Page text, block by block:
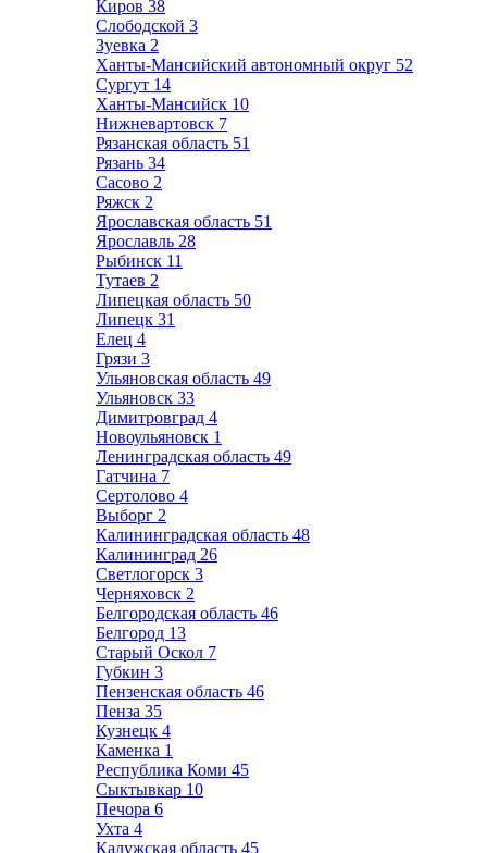
Киров 38
Слободской 3
Зуевка 2
Ханты-Мансийский автономный округ 52
Сургут 14
Ханты-Мансийск 10
Нижневартовск 7
Рязанская область 51
Рязань 34
Сасово 2
Ряжск 2
Ярославская область 51
Ярославль 28
Рыбинск 11
Тутаев 2
Липецкая область 50
Липецк 31
Елец 4
Грязи 3
Ульяновская область 49
Ульяновск 33
Димитровград 4
Новоульяновск 1
Ленинградская область 49
Гатчина 7
Сертолово 4
Выборг 2
Калининградская область 48
Калининград 26
Светлогорск 3
Черняховск 2
Белгородская область 46
Белгород 13
Старый Оскол 7
Губкин 3
Пензенская область 46
Пенза 35
Кузнецк 4
Каменка 1
Республика Коми 45
Сыктывкар 10
Печора 6
Ухта 4
Калужская область 45